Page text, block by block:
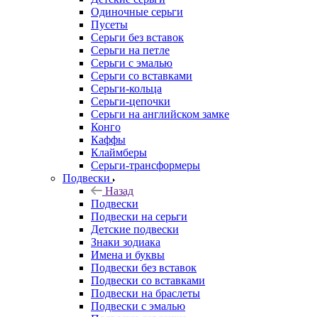
Одиночные серьги
Пусеты
Серьги без вставок
Серьги на петле
Серьги с эмалью
Серьги со вставками
Серьги-кольца
Серьги-цепочки
Серьги на английском замке
Конго
Каффы
Клаймберы
Серьги-трансформеры
Подвески
Назад
Подвески
Подвески на серьги
Детские подвески
Знаки зодиака
Имена и буквы
Подвески без вставок
Подвески со вставками
Подвески на браслеты
Подвески с эмалью